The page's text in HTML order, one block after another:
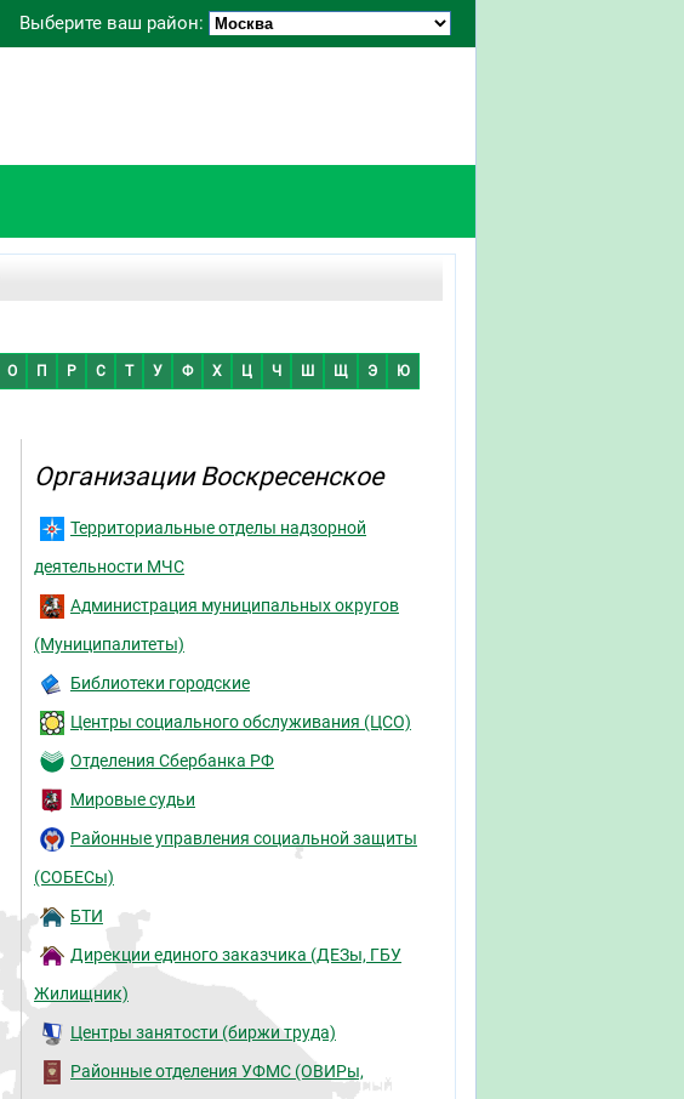
Выберите ваш район:
О П Р С Т У Ф Х Ц Ч Ш Щ Э Ю
Организации Воскресенское
Территориальные отделы надзорной
деятельности МЧС
Администрация муниципальных округов
(Муниципалитеты)
Библиотеки городские
Центры социального обслуживания (ЦСО)
Отделения Сбербанка РФ
Мировые судьи
Районные управления социальной защиты
(СОБЕСы)
БТИ
Дирекции единого заказчика (ДЕЗы, ГБУ
Жилищник)
Центры занятости (биржи труда)
Районные отделения УФМС (ОВИРы,